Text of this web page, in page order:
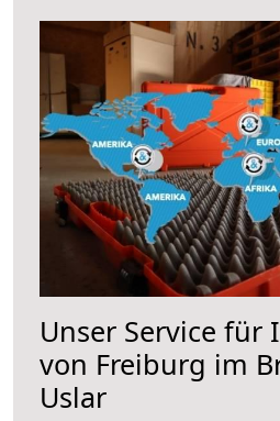
Unser Service für
von Freiburg im
Uslar